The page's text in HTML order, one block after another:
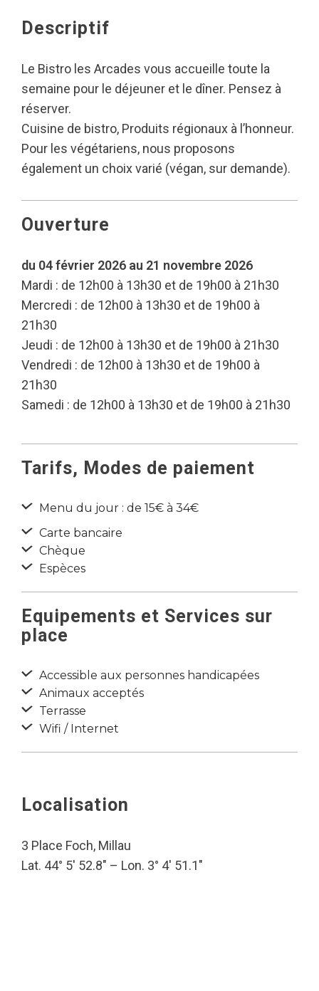
Descriptif
Le Bistro les Arcades vous accueille toute la
semaine pour le déjeuner et le dîner. Pensez à
réserver.
Cuisine de bistro, Produits régionaux à l’honneur.
Pour les végétariens, nous proposons
également un choix varié (végan, sur demande).
Ouverture
du 04 février 2026 au 21 novembre 2026
Mardi : de 12h00 à 13h30 et de 19h00 à 21h30
Mercredi : de 12h00 à 13h30 et de 19h00 à
21h30
Jeudi : de 12h00 à 13h30 et de 19h00 à 21h30
Vendredi : de 12h00 à 13h30 et de 19h00 à
21h30
Samedi : de 12h00 à 13h30 et de 19h00 à 21h30
Tarifs, Modes de paiement
Menu du jour : de 15€ à 34€
Carte bancaire
Chèque
Espèces
Equipements et Services sur
place
Accessible aux personnes handicapées
Animaux acceptés
Terrasse
Wifi / Internet
Localisation
3 Place Foch, Millau
Lat. 44° 5′ 52.8″ – Lon. 3° 4′ 51.1″